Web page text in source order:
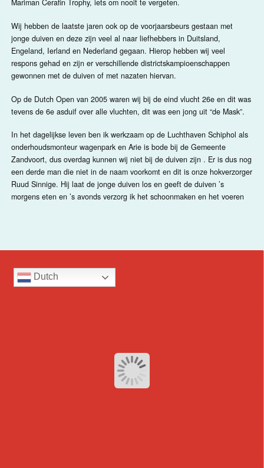
Mariman Cerafin Trophy, iets om nooit te vergeten.
Wij hebben de laatste jaren ook op de voorjaarsbeurs gestaan met
jonge duiven en deze zijn veel al naar liefhebbers in Duitsland,
Engeland, Ierland en Nederland gegaan. Hierop hebben wij veel
respons gehad en zijn er verschillende districtskampioenschappen
gewonnen met de duiven of met nazaten hiervan.
Op de Dutch Open van 2005 waren wij bij de eind vlucht 26e en dit was
tevens de 6e asduif over alle vluchten, dit was een jong uit “de Mask”.
In het dagelijkse leven ben ik werkzaam op de Luchthaven Schiphol als
onderhoudsmonteur wagenpark en Arie is bode bij de Gemeente
Zandvoort, dus overdag kunnen wij niet bij de duiven zijn . Er is dus nog
een derde man die niet in de naam voorkomt en dit is onze hokverzorger
Ruud Sinnige. Hij laat de jonge duiven los en geeft de duiven ’s
morgens eten en ’s avonds verzorg ik het schoonmaken en het voeren
Dutch